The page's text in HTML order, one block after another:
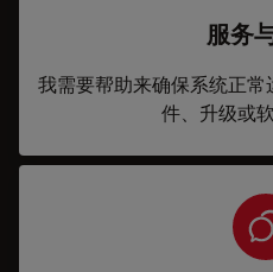
服务
我需要帮助来确保系统正
件、升级或